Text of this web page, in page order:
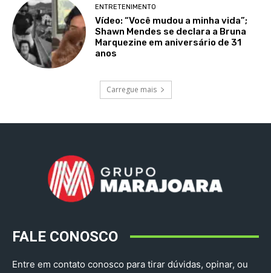
ENTRETENIMENTO
Vídeo: “Você mudou a minha vida”;
Shawn Mendes se declara a Bruna
Marquezine em aniversário de 31
anos
Carregue mais
FALE CONOSCO
Entre em contato conosco para tirar dúvidas, opinar, ou